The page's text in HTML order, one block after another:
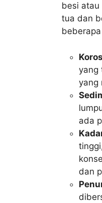
besi atau
tua dan
yang
yang
ada
dan